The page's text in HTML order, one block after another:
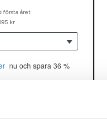
första året
kr
nu och spara 36 %
mån